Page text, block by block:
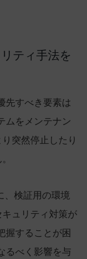
ティ手法を
先すべき要素は
ムをメンテナン
突然停止したり
、検証用の環境
ュリティ対策が
握することが困
るべく影響を与